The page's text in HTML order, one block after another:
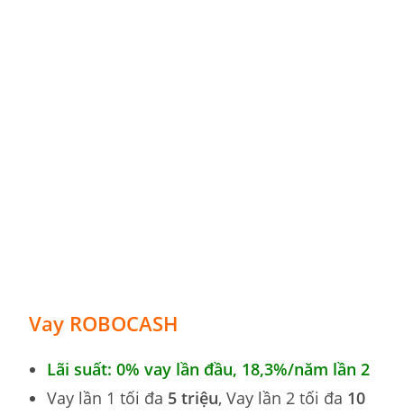
Vay ROBOCASH
Lãi suất: 0% vay lần đầu, 18,3%/năm lần 2
Vay lần 1 tối đa 5 triệu, Vay lần 2 tối đa 10